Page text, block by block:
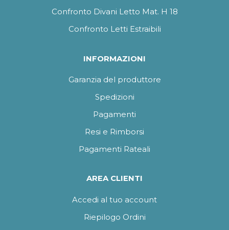
Confronto Divani Letto Mat. H 18
Confronto Letti Estraibili
INFORMAZIONI
Garanzia del produttore
Spedizioni
Pagamenti
Resi e Rimborsi
Pagamenti Rateali
AREA CLIENTI
Accedi al tuo account
Riepilogo Ordini